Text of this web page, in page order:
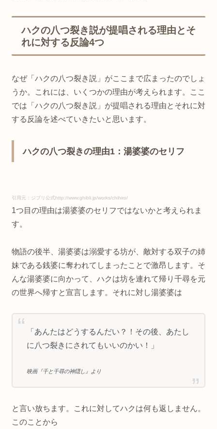
ハクの八つ裂き説が提唱される理由とそ
れに対する反論4つ
なぜ「ハクの八つ裂き説」がここまで広まったのでしょ
うか。これには、いくつかの理由が考えられます。ここ
では「ハクの八つ裂き説」が提唱される理由とそれに対
する反論を述べていきたいと思います。
ハクの八つ裂きの理由1：湯婆婆のセリフ
引用元：ジブリ公式http://www.ghibli.jp/works/chihiro/
1つ目の理由は湯婆婆のセリフではないかと考えられま
す。
物語の後半、湯婆婆は溺愛する坊が、敵対する双子の姉
妹である銭婆に奪われてしまったことで激昂します。そ
んな湯婆婆に向かって、ハクは坊を連れて帰り千尋を元
の世界へ帰すと宣言します。それに対し湯婆婆は
「あんたはどうするんだい？！その後、あたし
に八つ裂きにされてもいいのかい！」
映画『千と千尋の神隠し』より
と言い放ちます。これに対してハクは何も返しません。
このことから